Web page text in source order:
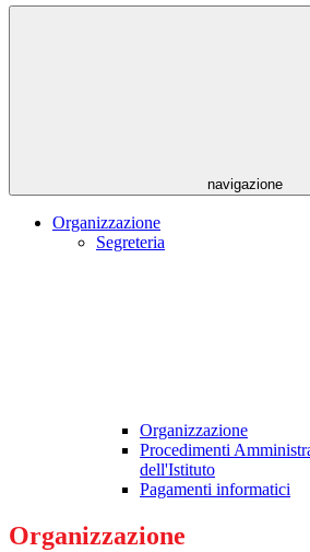
navigazione
Organizzazione
Segreteria
Organizzazione
Procedimenti
dell'Istituto
Pagamenti informatici
Organizzazione